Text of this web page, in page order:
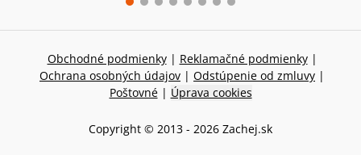
Obchodné podmienky | Reklamačné podmienky |
Ochrana osobných údajov | Odstúpenie od zmluvy |
Poštovné | Úprava cookies
Copyright © 2013 - 2026 Zachej.sk